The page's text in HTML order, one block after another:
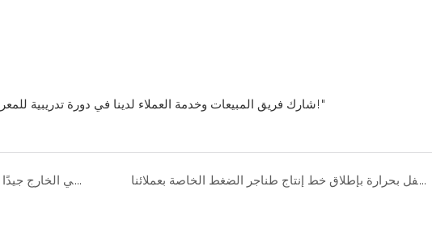
شارك فريق المبيعات وخدمة العملاء لدينا في دورة تدريبية للمعرفة عبر الإنترنت، وندعي أنه "لم يفت الأوان أبدًا للتعلم!"
كل شيء تم تركيبه في الخارج جيدًا لآلة الضغط الهيدروليكي الثقيلة 2000 طن نحتفل بحرارة بإطلاق خط إنتاج طناجر الضغط الخاصة بعملائنا